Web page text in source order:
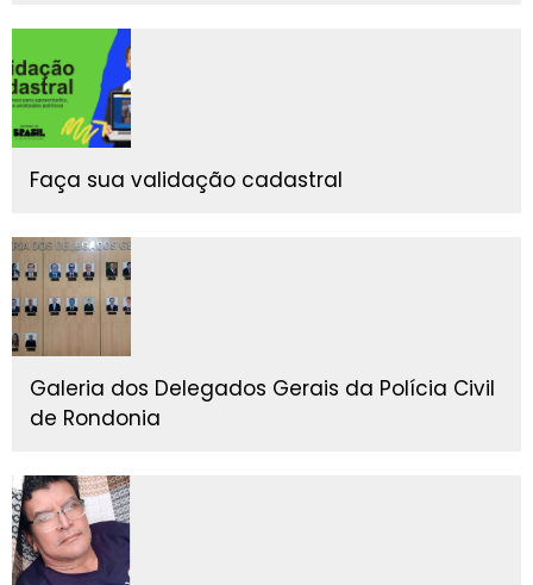
Faça sua validação cadastral
Galeria dos Delegados Gerais da Polícia Civil
de Rondonia